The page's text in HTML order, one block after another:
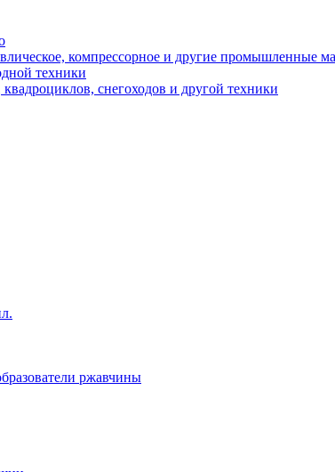
компрессорное и другие промышленные
техники
снегоходов и другой техники
ржавчины